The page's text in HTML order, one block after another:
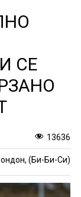
СЕ
13636
(Би-Би-Си)